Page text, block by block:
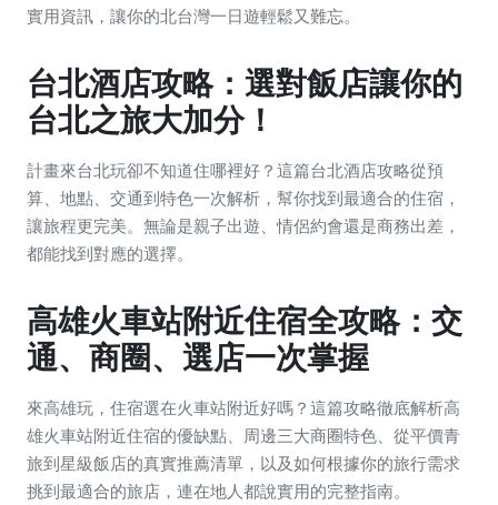
實用資訊，讓你的北台灣一日遊輕鬆又難忘。
台北酒店攻略：選對飯店讓你的
台北之旅大加分！
計畫來台北玩卻不知道住哪裡好？這篇台北酒店攻略從預
算、地點、交通到特色一次解析，幫你找到最適合的住宿，
讓旅程更完美。無論是親子出遊、情侶約會還是商務出差，
都能找到對應的選擇。
高雄火車站附近住宿全攻略：交
通、商圈、選店一次掌握
來高雄玩，住宿選在火車站附近好嗎？這篇攻略徹底解析高
雄火車站附近住宿的優缺點、周邊三大商圈特色、從平價青
旅到星級飯店的真實推薦清單，以及如何根據你的旅行需求
挑到最適合的旅店，連在地人都說實用的完整指南。